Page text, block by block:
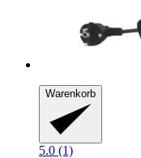
Warenkorb
5.0 (1)